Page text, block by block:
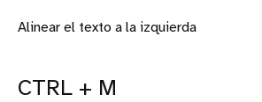
Alinear el texto a la izquierda
CTRL + M